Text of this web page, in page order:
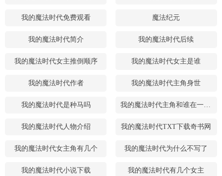
我的魔法时代免费观看 魔法纪元
我的魔法时代简介 我的魔法时代后续
我的魔法时代女主推倒顺序 我的魔法时代女主是谁
我的魔法时代作者 我的魔法时代主角身世
我的魔法时代是种马吗 我的魔法时代主角和谁在一起了
我的魔法时代人物介绍 我的魔法时代TXT下载奇书网
我的魔法时代女主角有几个 我的魔法时代为什么不写了
我的魔法时代小说下载 我的魔法时代有几个女主